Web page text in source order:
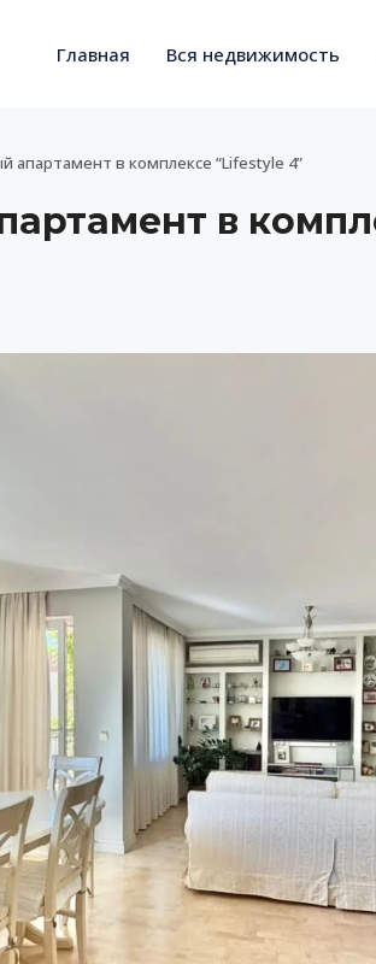
Главная Вся недвижимость
апартамент в комплексе “Lifestyle 4”
в